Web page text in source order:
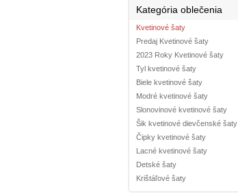
Kategória oblečenia
Kvetinové šaty
Predaj Kvetinové šaty
2023 Roky Kvetinové šaty
Tyl kvetinové šaty
Biele kvetinové šaty
Modré kvetinové šaty
Slonovinové kvetinové šaty
Šik kvetinové dievčenské šaty
Čipky kvetinové šaty
Lacné kvetinové šaty
Detské šaty
Krištáľové šaty